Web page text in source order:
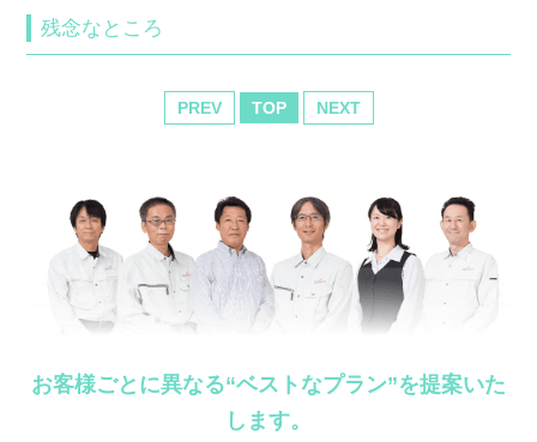
残念なところ
PREV TOP NEXT
お客様ごとに異なる“ベストなプラン”を提案いた
します。